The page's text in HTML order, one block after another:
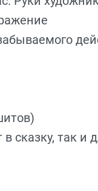
сказку, так и